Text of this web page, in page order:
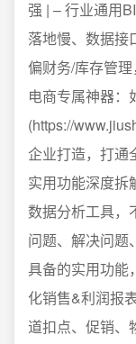
强 | – 行业通用
落地慢、数据接
偏财务/库存管
电商专属神器：
(https://
企业打造，打通
实用功能深度拆
数据分析工具，
问题、解决问题
具备的实用功能
化销售&利润报
道扣点、促销、